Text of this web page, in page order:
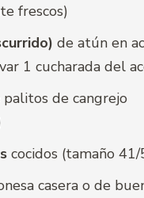
frescos)
de atún en
1 cucharada del
palitos de cangrejo
cocidos (tamaño 41/
casera o de